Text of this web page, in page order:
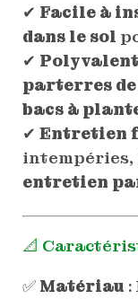
✔ Facile à
dans le sol
✔ Polyvalent
parterres de
bacs à
✔ Entretien
intempéries,
entretien
📐
✅ Matériau :